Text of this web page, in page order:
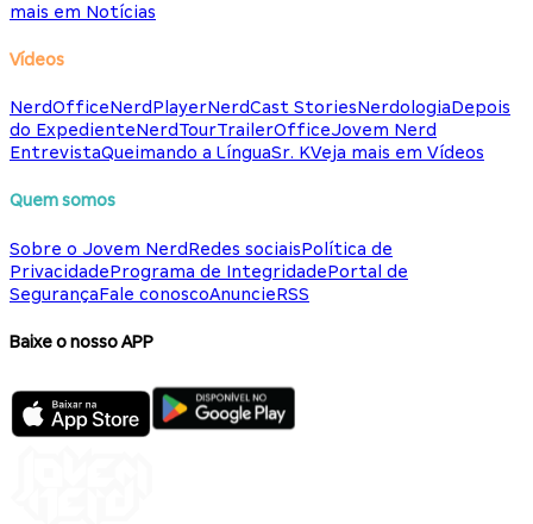
mais em Notícias
Vídeos
NerdOfficeNerdPlayerNerdCast StoriesNerdologiaDepois
do ExpedienteNerdTourTrailerOfficeJovem Nerd
EntrevistaQueimando a LínguaSr. KVeja mais em Vídeos
Quem somos
Sobre o Jovem NerdRedes sociaisPolítica de
PrivacidadePrograma de IntegridadePortal de
SegurançaFale conoscoAnuncieRSS
Baixe o nosso APP